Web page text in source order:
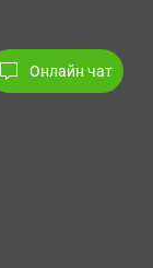
Онлайн чат